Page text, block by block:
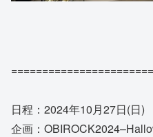
日程：2024年10月27日(日)
企画：